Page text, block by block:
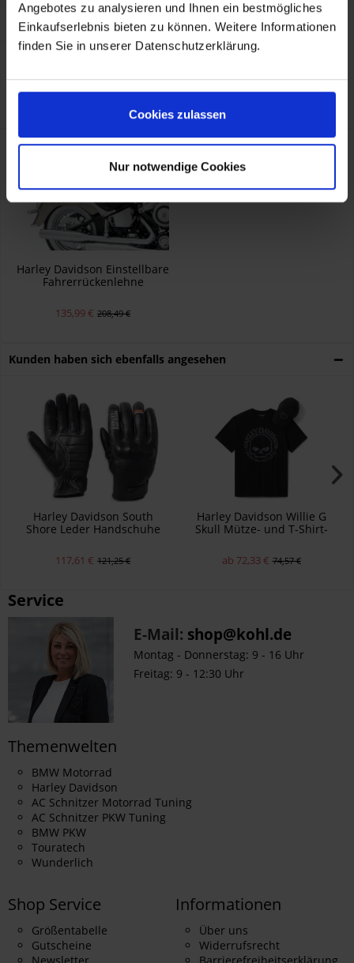
Angebotes zu analysieren und Ihnen ein bestmögliches
Einkaufserlebnis bieten zu können. Weitere Informationen
finden Sie in unserer Datenschutzerklärung.
Cookies zulassen
Nur notwendige Cookies
Größentabelle
Eigenschaften aufklappen
Harley Davidson Einstellbare
Fahrerrückenlehne
135,99 € 208,49 €
Kunden haben sich ebenfalls angesehen
Harley Davidson South
Shore Leder Handschuhe
117,61 € 121,25 €
Harley Davidson Willie G
Skull Mütze- und T-Shirt-
ab 72,33 € 74,57 €
Service
E-Mail: shop@kohl.de
Montag - Donnerstag: 9 - 16 Uhr
Freitag: 9 - 12:30 Uhr
Themenwelten
BMW Motorrad
Harley Davidson
AC Schnitzer Motorrad Tuning
AC Schnitzer PKW Tuning
BMW PKW
Touratech
Wunderlich
Shop Service
Größentabelle
Gutscheine
Informationen
Über uns
Widerrufsrecht